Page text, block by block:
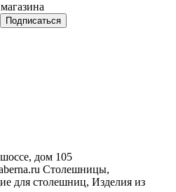
дом 105
Столешницы,
для столешниц, Изделия из